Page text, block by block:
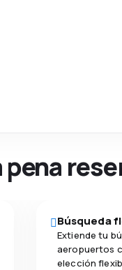
pena
Búsqueda
Extiende tu
aeropuertos
elección